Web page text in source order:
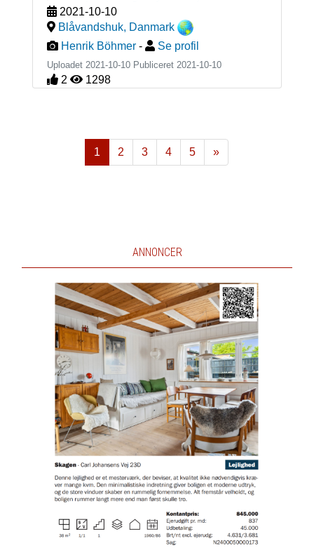
2021-10-10
Blåvandshuk, Danmark
Henrik Böhmer - Se profil
Uploadet 2021-10-10 Publiceret 2021-10-10
2 1298
1 2 3 4 5
»
Næste
ANNONCER